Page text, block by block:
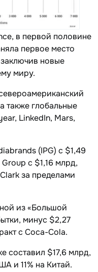
в первой половине
первое место
новые
миру.
также глобальные
LinkedIn, Mars,
(IPG) с $1,49
с $1,16 млрд,
за пределами
из «Большой
минус $2,27
с Coca-Cola.
составил $17,6 млрд,
и 11% на Китай.